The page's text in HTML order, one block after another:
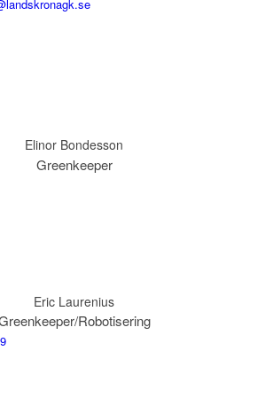
Elinor Bondesson
Greenkeeper
Eric Laurenius
Robotisering